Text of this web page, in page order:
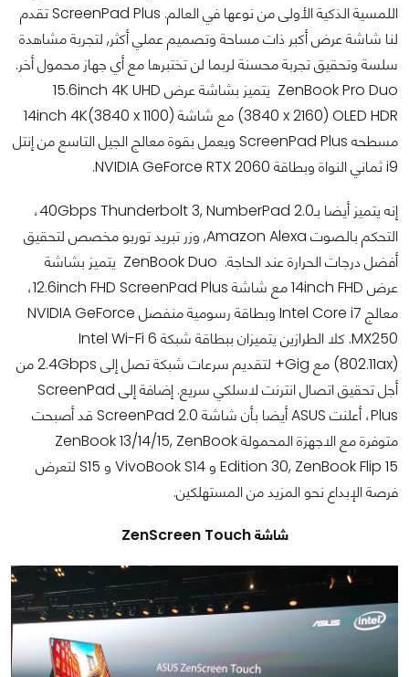
اللمسية الذكية الأولى من نوعها في العالم. ScreenPad Plus تقدم
لنا شاشة عرض أكبر ذات مساحة وتصميم عملي أكثر, لتجربة مشاهدة
سلسة وتحقيق تجربة محسنة لربما لن تختبرها مع أي جهاز محمول أخر.
ZenBook Pro Duo يتميز بشاشة عرض 15.6inch 4K UHD
(3840 x 2160) OLED HDR مع شاشة 14inch 4K(3840 x 1100)
مسطحه ScreenPad Plus ويعمل بقوة معالج الجيل التاسع من إنتل
i9 ثماني النواة وبطاقة NVIDIA GeForce RTX 2060.
إنه يتميز أيضا بـ40Gbps Thunderbolt 3, NumberPad 2.0،
التحكم بالصوت Amazon Alexa, وزر تبريد توربو مخصص لتحقيق
أفضل درجات الحرارة عند الحاجة. ZenBook Duo يتميز بشاشة
عرض 14inch FHD مع شاشة 12.6inch FHD ScreenPad Plus،
معالج Intel Core i7 وبطاقة رسومية منفصل NVIDIA GeForce
MX250. كلا الطرازين يتميزان ببطاقة شبكة Intel Wi-Fi 6
(802.11ax) مع Gig+ لتقديم سرعات شبكة تصل إلى 2.4Gbps من
أجل تحقيق اتصال انترنت لاسلكي سريع. إضافة إلى ScreenPad
Plus، أعلنت ASUS أيضا بأن شاشة ScreenPad 2.0 قد أصبحت
متوفرة مع الاجهزة المحمولة ZenBook 13/14/15, ZenBook
Edition 30, ZenBook Flip 15 و VivoBook S14 و S15 لتعرض
فرصة الإبداع نحو المزيد من المستهلكين.
شاشة ZenScreen Touch